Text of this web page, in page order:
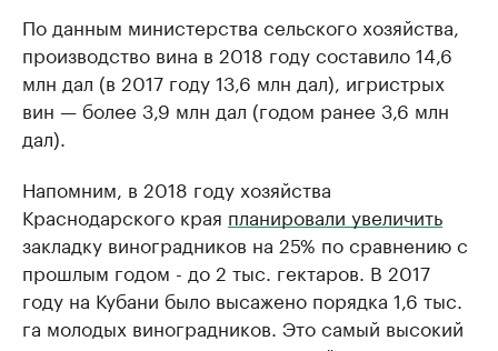
По данным министерства сельского хозяйства,
производство вина в 2018 году составило 14,6
млн дал (в 2017 году 13,6 млн дал), игристрых
вин — более 3,9 млн дал (годом ранее 3,6 млн
дал).
Напомним, в 2018 году хозяйства
Краснодарского края планировали увеличить
закладку виноградников на 25% по сравнению с
прошлым годом - до 2 тыс. гектаров. В 2017
году на Кубани было высажено порядка 1,6 тыс.
га молодых виноградников. Это самый высокий